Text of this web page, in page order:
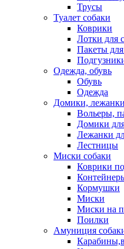
Трусы
Туалет собаки
Коврики
Лотки для
Пакеты для
Одежда, обувь
Обувь
Одежда
Домики,
Вольеры,
Домики
Лежанки
Лестницы
Миски собаки
Коврики
Кормушки
Миски
Миски на
Поилки
Амуниция